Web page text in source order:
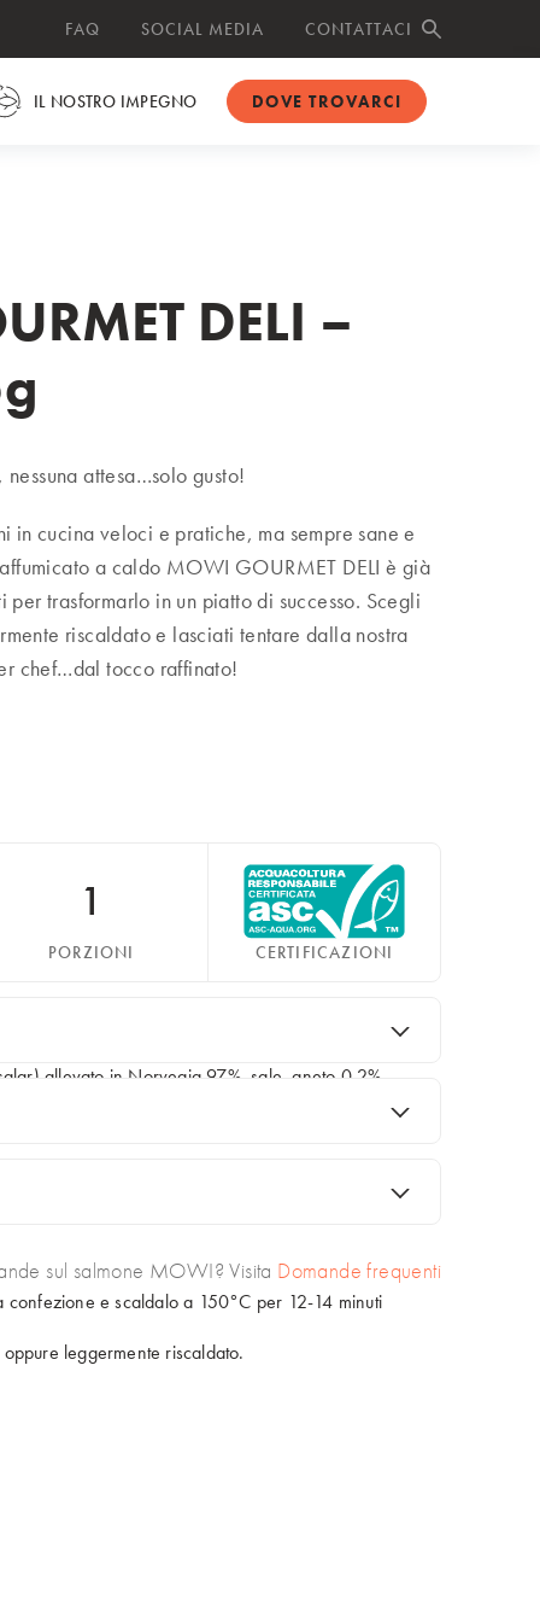
FAQ SOCIAL MEDIA CONTATTACI SEARCH
IL NOSTRO IMPEGNO DOVE TROVARCI
DELI –
attesa…solo gusto!
in cucina veloci e pratiche, ma sempre sane e
a caldo MOWI GOURMET DELI è già
trasformarlo in un piatto di successo. Scegli
riscaldato e lasciati tentare dalla nostra
chef…dal tocco raffinato!
1
PORZIONI CERTIFICAZIONI
allevato in Norvegia 97%, sale, aneto 0,2%
confezione e scaldalo in microonde per 40 secondi
confezione e scaldalo a 150°C per 12-14 minuti
leggermente riscaldato.
sul salmone MOWI? Visita Domande frequenti